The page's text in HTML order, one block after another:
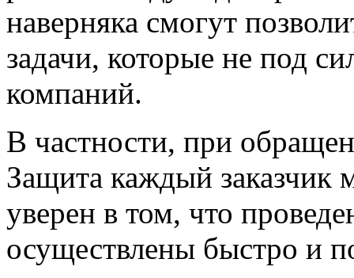
наверняка смогут
задачи, которые не под
компаний.
В частности, при
Защита каждый заказчик
уверен в том, что
осуществлены быстро и